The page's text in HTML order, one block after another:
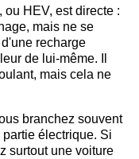
ou HEV, est directe :
mais ne se
recharge
de lui-même. Il
mais cela ne
branchez souvent
électrique. Si
surtout une voiture